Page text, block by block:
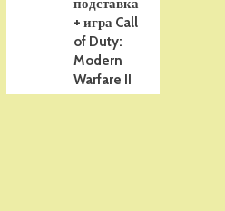
подставка
+ игра Call
of Duty:
Modern
Warfare II